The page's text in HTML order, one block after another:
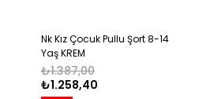
Nk Kız Çocuk Pullu Şort 8-14
Yaş KREM
₺1.258,40
₺1.387,00